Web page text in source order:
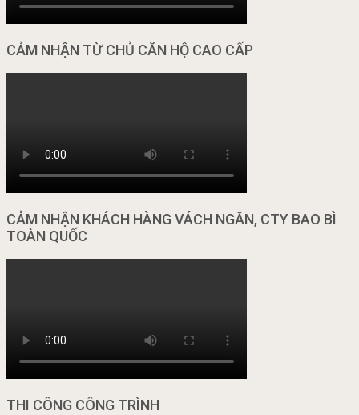
CẢM NHẬN TỪ CHỦ CĂN HỘ CAO CẤP
CẢM NHẬN KHÁCH HÀNG VÁCH NGĂN, CTY BAO BÌ
TOÀN QUỐC
THI CÔNG CÔNG TRÌNH